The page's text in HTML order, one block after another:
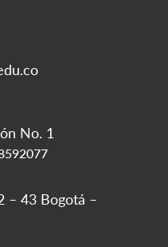
No. 1
– 43 Bogotá –